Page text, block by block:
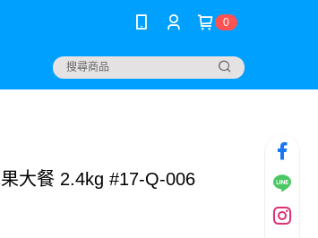
0
果大餐 2.4kg #17-Q-006